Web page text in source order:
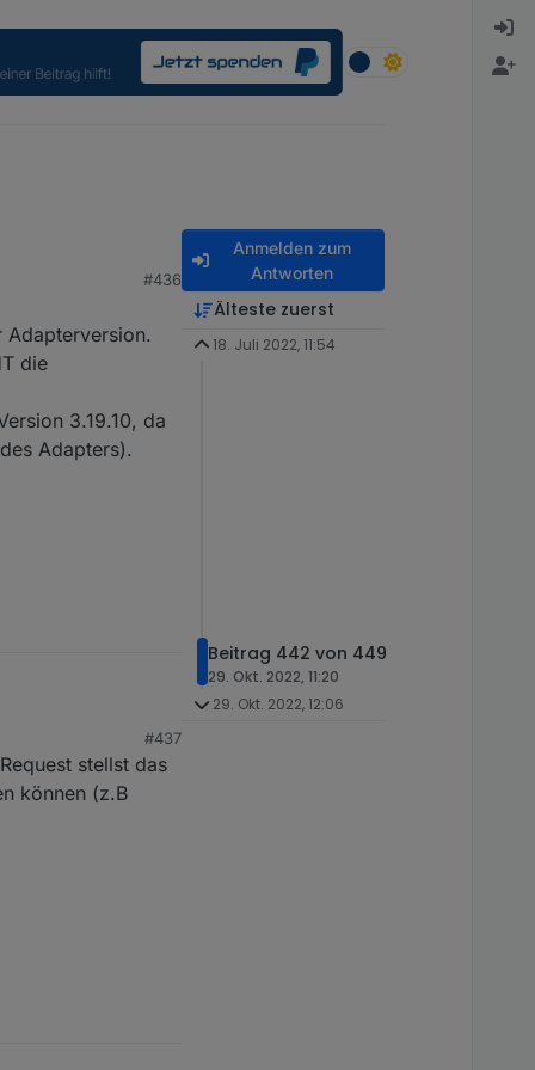
#436
Adapterversion.
die
3.19.10, da
Adapters).
Amazon anfordert?
#437
stellst das
können (z.B
Anmelden zum
Antworten
Älteste zuerst
18. Juli 2022, 11:54
Beitrag 442 von 449
29. Okt. 2022, 11:20
29. Okt. 2022, 12:06